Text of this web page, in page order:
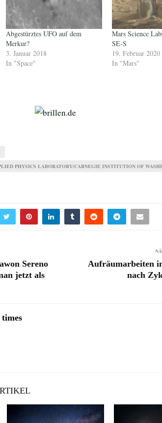
Abgestürztes UFO auf dem
Merkur?
3. Januar 2018
In "Space"
Mars Science
SE-S
19. Februar 2020
In "Mars"
PHYSICS LABORATORY/CARNEGIE INSTITUTION OF
Sereno
jetzt als
Aufräumarbeiten
nach
times